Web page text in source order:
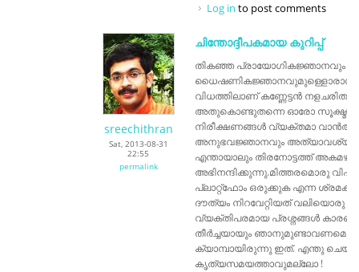
Log in to post comments
sreechithran
Sat, 2013-08-31
22:55
permalink
ചിന്തോദ്ദീപകമായ കുറിപ്പ്
തികഞ്ഞ പ്രായോഗികജ്ഞാനവും
ധൈഷണികജ്ഞാനവുമുള്ളൊരാൾക്കു
വിധത്തിലാണ് കണ്ണേട്ടൻ
അതുകൊണ്ടുതന്നെ ഓരോ
നിരീക്ഷണങ്ങൾ വ്യക്തമാ
അനുഭവജ്ഞാനവും
എന്തായാലും തിരനോട്ടത്ത്
അഭിനന്ദിക്കുന്നു.മിത്തരമൊരു
പ്ലാറ്റ്‌ഫോം ഒരുക്കുക എന്ന
ദൗത്യം നിറവേറ്റിയത് വലിയൊരു
വ്യക്തിപരമായ പ്രശ്നങ്ങൾ കാരണം
തീർച്ചയായും
ക്യാമ്പായിരുന്നു ഇത്. എന്തു
കൃത്യസമയത്താവുമല്ലോ !